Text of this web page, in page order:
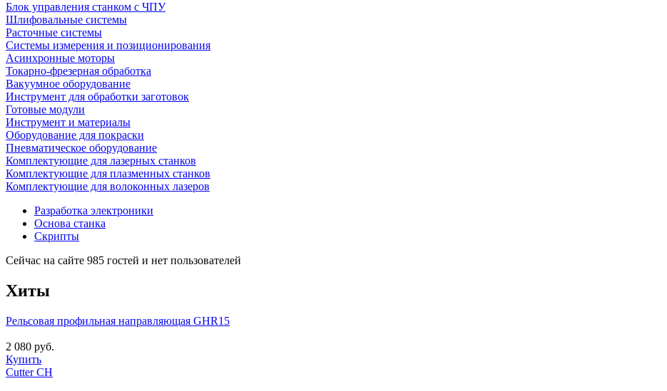
Блок управления станком с ЧПУ
Шлифовальные системы
Расточные системы
Системы измерения и позиционирования
Асинхронные моторы
Токарно-фрезерная обработка
Вакуумное оборудование
Инструмент для обработки заготовок
Готовые модули
Инструмент и материалы
Оборудование для покраски
Пневматическое оборудование
Комплектующие для лазерных станков
Комплектующие для плазменных станков
Комплектующие для волоконных лазеров
Разработка электроники
Основа станка
Скрипты
Сейчас на сайте 985 гостей и нет пользователей
Хиты
Рельсовая профильная направляющая GHR15
2 080 руб.
Купить
Cutter CH